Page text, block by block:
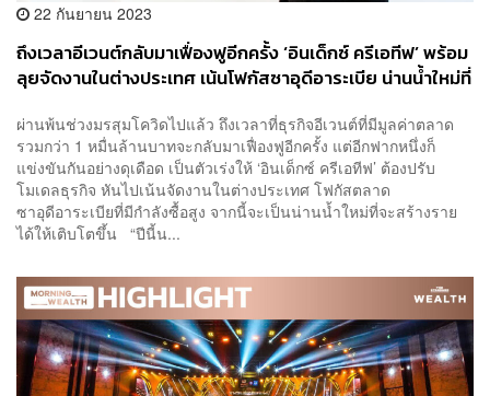
22 กันยายน 2023
ถึงเวลาอีเวนต์กลับมาเฟื่องฟูอีกครั้ง ‘อินเด็กซ์ ครีเอทีฟ’ พร้อม
ลุยจัดงานในต่างประเทศ เน้นโฟกัสซาอุดีอาระเบีย น่านน้ำใหม่ที่
ผ่านพ้นช่วงมรสุมโควิดไปแล้ว ถึงเวลาที่ธุรกิจอีเวนต์ที่มีมูลค่าตลาด
รวมกว่า 1 หมื่นล้านบาทจะกลับมาเฟื่องฟูอีกครั้ง แต่อีกฟากหนึ่งก็
แข่งขันกันอย่างดุเดือด เป็นตัวเร่งให้ ‘อินเด็กซ์ ครีเอทีฟ’ ต้องปรับ
โมเดลธุรกิจ หันไปเน้นจัดงานในต่างประเทศ โฟกัสตลาด
ซาอุดีอาระเบียที่มีกำลังซื้อสูง จากนี้จะเป็นน่านน้ำใหม่ที่จะสร้างราย
ได้ให้เติบโตขึ้น “ปีนี้น...